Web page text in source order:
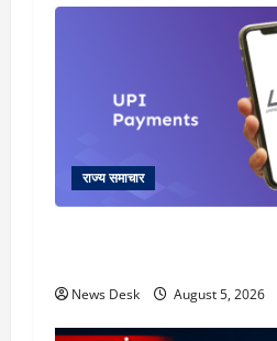
राज्य समाचार
News Desk August 5, 2026